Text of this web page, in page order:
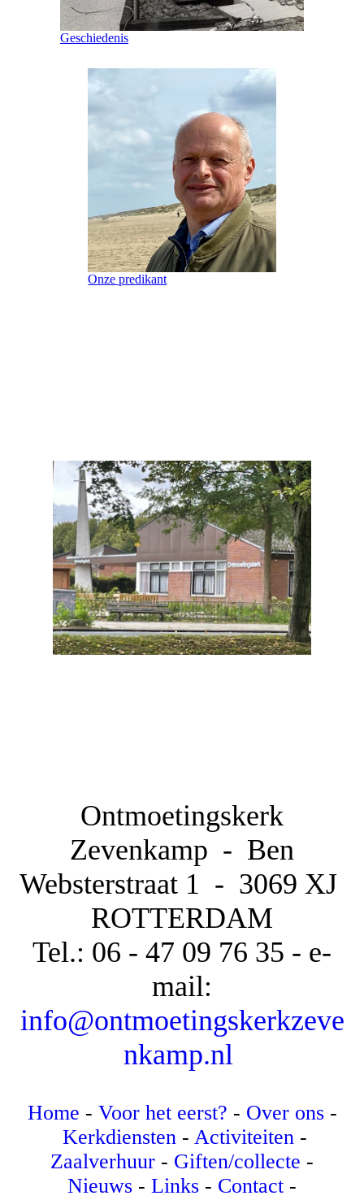
Geschiedenis
Onze predikant
Ontmoetingskerk
Zevenkamp - Ben
Websterstraat 1 - 3069 XJ
ROTTERDAM
Tel.: 06 - 47 09 76 35 - e-
mail:
info@ontmoetingskerkzeve
nkamp.nl
Home - Voor het eerst? - Over ons-
Kerkdiensten - Activiteiten -
Zaalverhuur - Giften/collecte -
Nieuws - Links - Contact -